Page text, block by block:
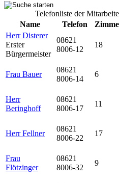
Telefonliste der
Name
Telefon
Herr Disterer
Erster
Bürgermeister
08621
8006-12
18
Frau Bauer
08621
8006-14
6
Herr
Beringhoff
08621
8006-17
11
Herr Fellner
08621
8006-22
17
Frau
Flötzinger
08621
8006-32
9